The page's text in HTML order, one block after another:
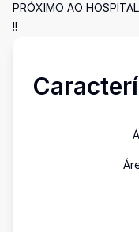
PRÓXIMO AO
!!